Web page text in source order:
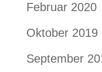
Februar 2020
Oktober 2019
September